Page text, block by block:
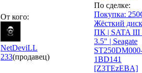
От кого:
NetDeviLL
233(продавец)
По сделке:
Покупка:
Жёсткий
ПК | SATA III
3.5" | Seagate
1BD141
[Z3TEzEBA]